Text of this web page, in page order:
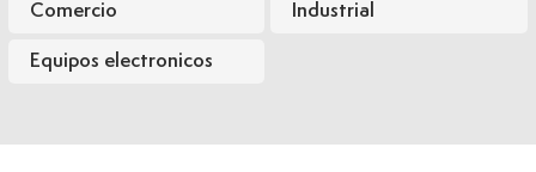
Comercio Industrial
Equipos electronicos